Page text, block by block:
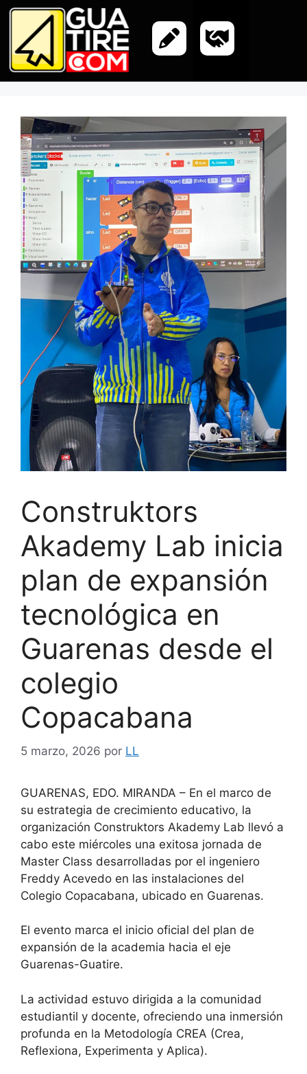
Construktors
Akademy Lab inicia
plan de expansión
tecnológica en
Guarenas desde el
colegio
Copacabana
5 marzo, 2026 por LL
GUARENAS, EDO. MIRANDA – En el marco de
su estrategia de crecimiento educativo, la
organización Construktors Akademy Lab llevó a
cabo este miércoles una exitosa jornada de
Master Class desarrolladas por el ingeniero
Freddy Acevedo en las instalaciones del
Colegio Copacabana, ubicado en Guarenas.
El evento marca el inicio oficial del plan de
expansión de la academia hacia el eje
Guarenas-Guatire.
La actividad estuvo dirigida a la comunidad
estudiantil y docente, ofreciendo una inmersión
profunda en la Metodología CREA (Crea,
Reflexiona, Experimenta y Aplica).